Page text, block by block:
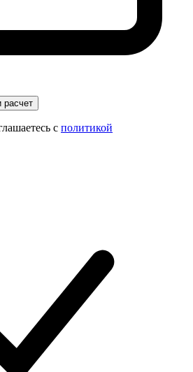
расчет
с политикой